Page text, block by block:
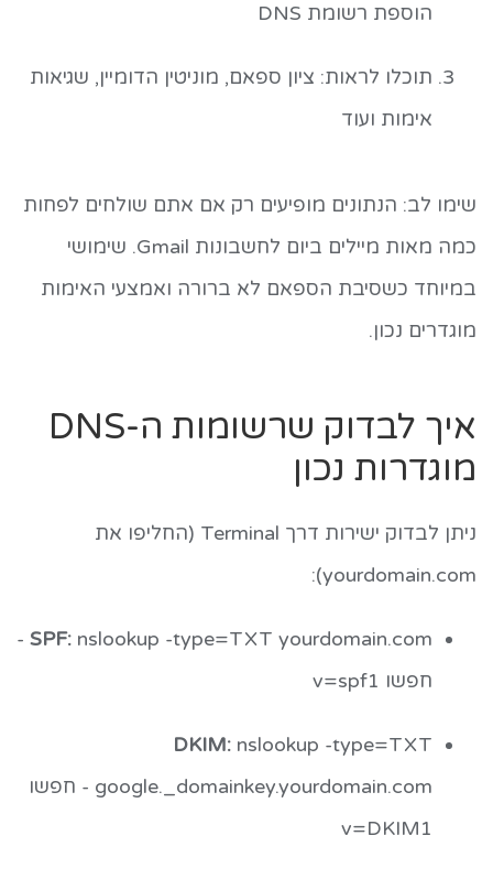
הוספת רשומת DNS
תוכלו לראות: ציון ספאם, מוניטין הדומיין, שגיאות
אימות ועוד
שימו לב: הנתונים מופיעים רק אם אתם שולחים לפחות
כמה מאות מיילים ביום לחשבונות Gmail. שימושי
במיוחד כשסיבת הספאם לא ברורה ואמצעי האימות
מוגדרים נכון.
איך לבדוק שרשומות ה-DNS
מוגדרות נכון
ניתן לבדוק ישירות דרך Terminal (החליפו את
yourdomain.com
):
SPF: nslookup -type=TXT yourdomain.com
-
חפשו v=spf1
DKIM: nslookup -type=TXT
google._domainkey.yourdomain.com - חפשו
v=DKIM1